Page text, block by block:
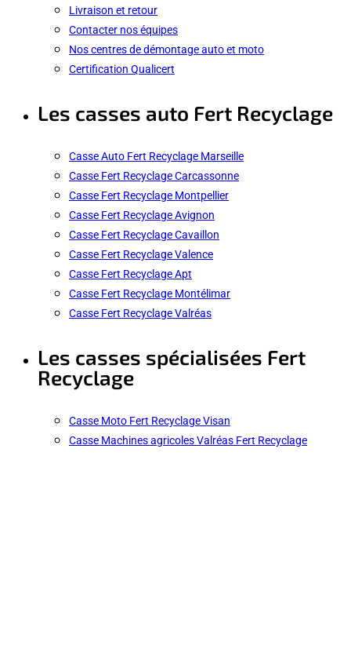
Livraison et retour
Contacter nos équipes
Nos centres de démontage auto et moto
Certification Qualicert
Les casses auto Fert Recyclage
Casse Auto Fert Recyclage Marseille
Casse Fert Recyclage Carcassonne
Casse Fert Recyclage Montpellier
Casse Fert Recyclage Avignon
Casse Fert Recyclage Cavaillon
Casse Fert Recyclage Valence
Casse Fert Recyclage Apt
Casse Fert Recyclage Montélimar
Casse Fert Recyclage Valréas
Les casses spécialisées Fert
Recyclage
Casse Moto Fert Recyclage Visan
Casse Machines agricoles Valréas Fert Recyclage